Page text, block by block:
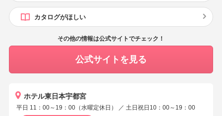
す。福島方面から来てくれたゲストには無料駐車場を利用していただ
きました。東京方面から電車で来てくれたゲストからも、「乗り換え
ーションだったと思います。結婚式に携わってくださったすべてのス
とができました。担当していただいたウェディングプランナーの方
は、宿泊の手配から音楽・演出、披露宴の進行に至るまで、終始笑顔
イクリハーサルでお世話になった衣装室・美容室のスタッフの方々も
当日来てくださり、支度中には明るくお声がけをいただいて、緊張し
カタログがほしい
その他の情報は公式サイトでチェック！
公式サイトを見る
ホテル東日本宇都宮
平日 11：00～19：00（水曜定休日） ／ 土日祝日10：00～19：00